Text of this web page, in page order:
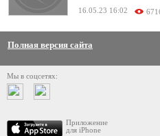
16.05.23 16:02
Полная версия сайта
Мы в соцсетях:
Приложение
для iPhone